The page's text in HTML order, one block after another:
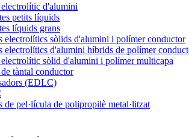
d'alumini
petits líquids
líquids grans
electrolítics sòlids d'alumini i polímer conductor
electrolítics d'alumini híbrids de polímer
sòlid d'alumini i polímer multicapa
tàntal conductor
(EDLC)
de pel·lícula de polipropilè metal·litzat